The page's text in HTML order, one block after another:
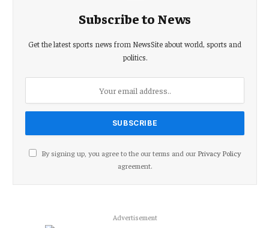
Subscribe to News
Get the latest sports news from NewsSite about world, sports and
politics.
By signing up, you agree to the our terms and our Privacy Policy
agreement.
Advertisement